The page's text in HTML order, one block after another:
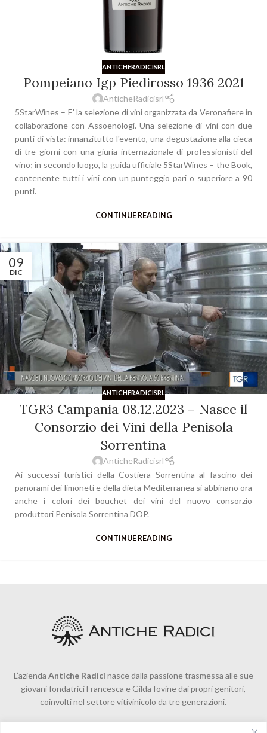
ANTICHERADICISRL
Pompeiano Igp Piedirosso 1936 2021
AnticheRadicisrl
5StarWines – E' la selezione di vini organizzata da Veronafiere in
collaborazione con Assoenologi. Una selezione di vini con due
punti di vista: innanzitutto l'evento, una degustazione alla cieca
di tre giorni con una giuria internazionale di professionisti del
vino; in secondo luogo, la guida ufficiale 5StarWines – the Book,
contenente tutti i vini con un punteggio pari o superiore a 90
punti.
CONTINUE READING
09
DIC
ANTICHERADICISRL
TGR3 Campania 08.12.2023 – Nasce il
Consorzio dei Vini della Penisola
Sorrentina
AnticheRadicisrl
Ai successi turistici della Costiera Sorrentina al fascino dei
panorami dei limoneti e della dieta Mediterranea si abbinano ora
anche i colori dei bouchet dei vini del nuovo consorzio
produttori Penisola Sorrentina DOP.
CONTINUE READING
L’azienda Antiche Radici nasce dalla passione trasmessa alle sue
giovani fondatrici Francesca e Gilda Iovine dai propri genitori,
coinvolti nel settore vitivinicolo da tre generazioni.